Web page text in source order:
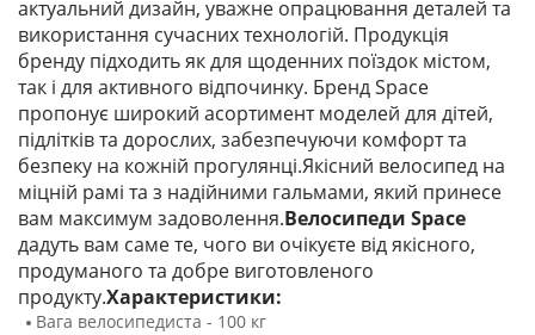
актуальний дизайн, уважне опрацювання деталей та
використання сучасних технологій. Продукція
бренду підходить як для щоденних поїздок містом,
так і для активного відпочинку. Бренд Space
пропонує широкий асортимент моделей для дітей,
підлітків та дорослих, забезпечуючи комфорт та
безпеку на кожній прогулянці.Якісний велосипед на
міцній рамі та з надійними гальмами, який принесе
вам максимум задоволення.Велосипеди Space
дадуть вам саме те, чого ви очікуєте від якісного,
продуманого та добре виготовленого
продукту.Характеристики:
Вага велосипедиста - 100 кг